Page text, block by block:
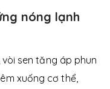
nóng lạnh
sen tăng áp phun
xuống cơ thể,